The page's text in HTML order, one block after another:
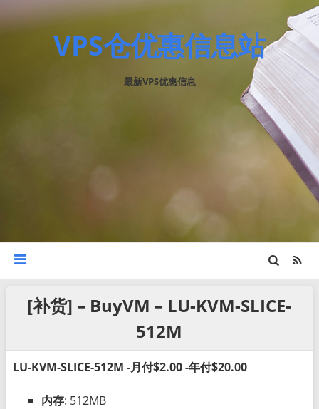
VPS仓优惠信息站
最新VPS优惠信息
[补货] – BuyVM – LU-KVM-SLICE-
512M
LU-KVM-SLICE-512M -月付$2.00 -年付$20.00
内存: 512MB